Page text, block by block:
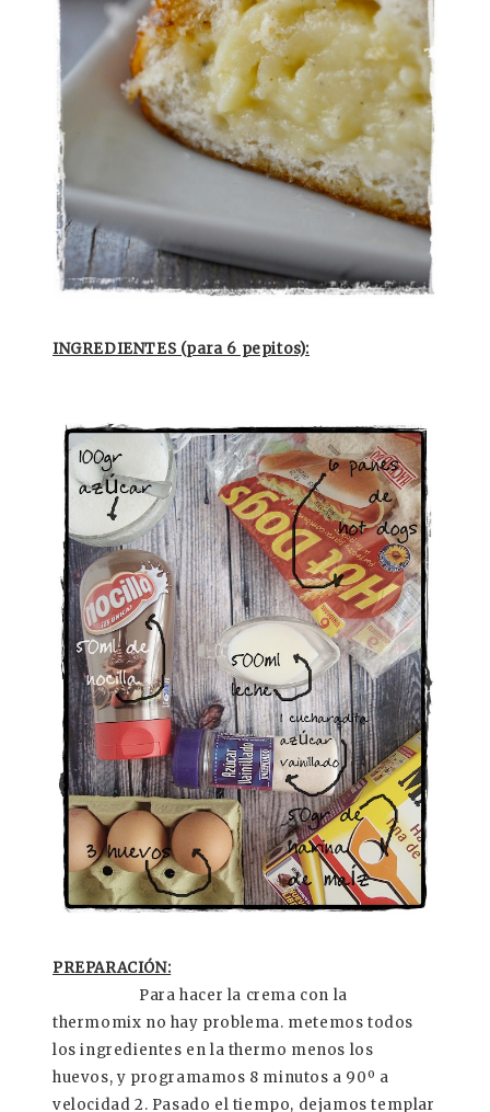
INGREDIENTES (para 6 pepitos):
PREPARACIÓN:
Para hacer la crema con la
thermomix no hay problema. metemos todos
los ingredientes en la thermo menos los
huevos, y programamos 8 minutos a 90º a
velocidad 2. Pasado el tiempo, dejamos templar